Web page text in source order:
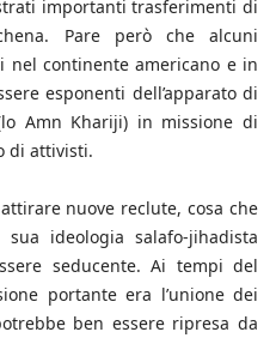
importanti trasferimenti di
Pare però che alcuni
nel continente americano e in
esponenti dell’apparato di
Amn Khariji) in missione di
di attivisti.
nuove reclute, cosa che
ideologia salafo-jihadista
seducente. Ai tempi del
portante era l’unione dei
ben essere ripresa da